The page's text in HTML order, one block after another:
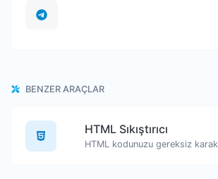
BENZER ARAÇLAR
HTML Sıkıştırıcı